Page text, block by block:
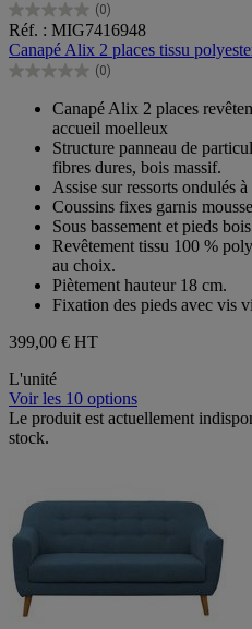
(0)
0.0
sur
5
étoiles.
Réf. : MIG7416948
Canapé Alix 2 places tissu
(0)
0.0
étoiles.
Canapé Alix 2 places
accueil moelleux
Structure panneau de
fibres dures, bois massif.
Assise sur ressorts ondulés à
Coussins fixes garnis
Sous bassement et pieds
Revêtement tissu 100 %
au choix.
Piètement hauteur 18 cm.
Fixation des pieds avec vis
399,00 € HT
L'unité
Voir les 10 options
Le produit est actuellement
stock.